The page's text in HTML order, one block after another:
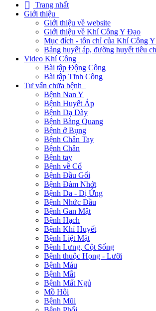
Trang nhất
Giới thiệu
Giới thiệu về website
Giới thiệu về Khí Công Y Đạo
Mục đích - tôn chỉ của Khí Công
Bảng huyết áp, đường huyết tiêu
Video Khí Công
Bài tập Động Công
Bài tập Tĩnh Công
Tư vấn chữa bệnh
Bệnh Nan Y
Bệnh Huyết Áp
Bệnh Dạ Dày
Bệnh Bàng Quang
Bệnh ở Bụng
Bệnh Chân Tay
Bệnh Chân
Bệnh tay
Bệnh về Cổ
Bệnh Đầu Gối
Bệnh Đàm Nhớt
Bệnh Da - Dị Ứng
Bệnh Nhức Đầu
Bệnh Gan Mật
Bệnh Hạch
Bệnh Khí Huyết
Bệnh Liệt Mặt
Bệnh Lưng, Cột Sống
Bệnh thuộc Họng - Lưỡi
Bệnh Máu
Bệnh Mắt
Bệnh Mất Ngủ
Mồ Hôi
Bệnh Mũi